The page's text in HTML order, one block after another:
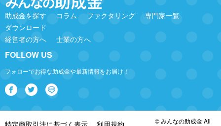
助成金を探す コラム ファクタリング
専門家一覧
ダウンロード
経営者の方へ
士業の方へ
FOLLOW US
フォローでお得な助成金や最新情報をお届け！
© みんなの助成金 All